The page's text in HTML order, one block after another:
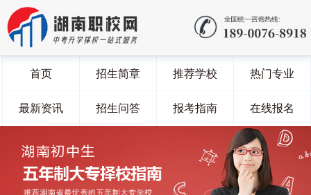
首页 招生简章 推荐学校 热门专业
最新资讯 招生问答 报考指南 在线报名